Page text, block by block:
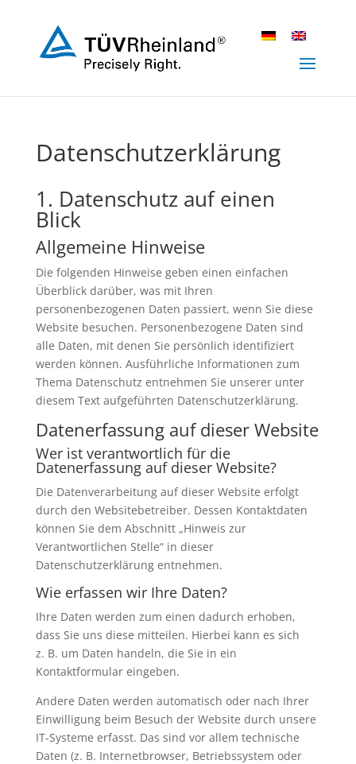
Datenschutzerklärung
1. Datenschutz auf einen
Blick
Allgemeine Hinweise
Die folgenden Hinweise geben einen einfachen
Überblick darüber, was mit Ihren
personenbezogenen Daten passiert, wenn Sie diese
Website besuchen. Personenbezogene Daten sind
alle Daten, mit denen Sie persönlich identifiziert
werden können. Ausführliche Informationen zum
Thema Datenschutz entnehmen Sie unserer unter
diesem Text aufgeführten Datenschutzerklärung.
Datenerfassung auf dieser Website
Wer ist verantwortlich für die
Datenerfassung auf dieser Website?
Die Datenverarbeitung auf dieser Website erfolgt
durch den Websitebetreiber. Dessen Kontaktdaten
können Sie dem Abschnitt „Hinweis zur
Verantwortlichen Stelle“ in dieser
Datenschutzerklärung entnehmen.
Wie erfassen wir Ihre Daten?
Ihre Daten werden zum einen dadurch erhoben,
dass Sie uns diese mitteilen. Hierbei kann es sich
z. B. um Daten handeln, die Sie in ein
Kontaktformular eingeben.
Andere Daten werden automatisch oder nach Ihrer
Einwilligung beim Besuch der Website durch unsere
IT-Systeme erfasst. Das sind vor allem technische
Daten (z. B. Internetbrowser, Betriebssystem oder